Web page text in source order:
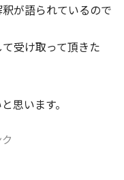
が語られているので
受け取って頂きた
思います。